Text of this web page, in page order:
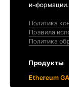
информации.
Политика
Правила
Политика
Продукты
Ethereum